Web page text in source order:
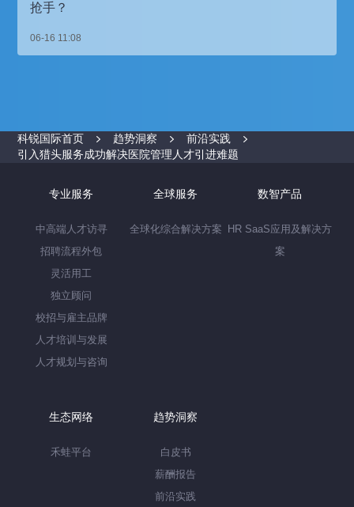
抢手？
06-16 11:08
科锐国际首页 趋势洞察
前沿实践
引入猎头服务成功解决医院管理人才引进难题
专业服务
中高端人才访寻
招聘流程外包
灵活用工
独立顾问
校招与雇主品牌
人才培训与发展
人才规划与咨询
全球服务
全球化综合解决方案
数智产品
HR SaaS应用及解决方
案
生态网络
禾蛙平台
趋势洞察
白皮书
薪酬报告
前沿实践